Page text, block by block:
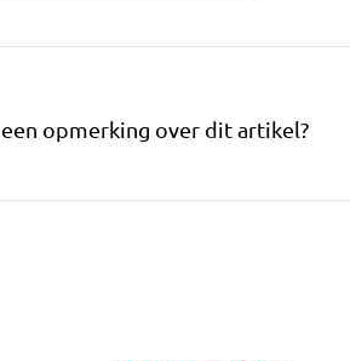
opmerking over dit artikel?